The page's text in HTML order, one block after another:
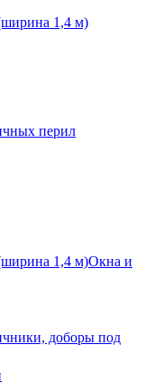
перил
Окна и
доборы под